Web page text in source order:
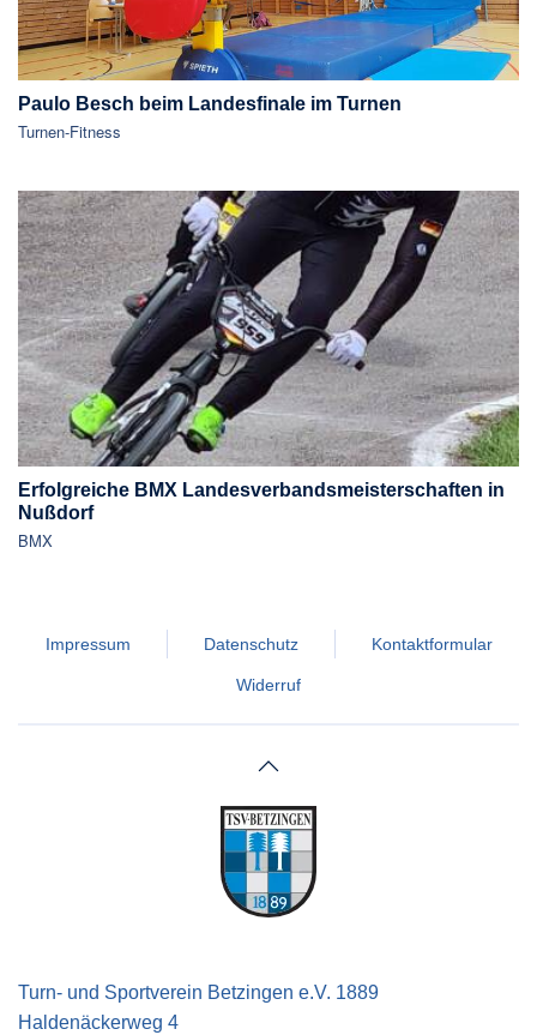
Paulo Besch beim Landesfinale im Turnen
Turnen-Fitness
Erfolgreiche BMX Landesverbandsmeisterschaften in
Nußdorf
BMX
Impressum Datenschutz Kontaktformular
Widerruf
Turn- und Sportverein Betzingen e.V. 1889
Haldenäckerweg 4